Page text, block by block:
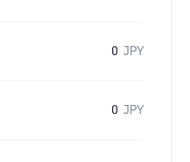
0 JPY
0 JPY